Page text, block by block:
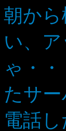
朝か
い、
ゃ・
たサ
電話